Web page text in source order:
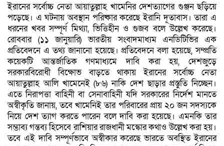
ইরানের সর্বোচ্চ নেতা আয়াতুল্লাহ খামেনির দেশত্যাগের গুঞ্জন ছড়িয়ে
পড়েছে। এ ঘটনায় অবস্থান পরিষ্কার করেছে ইরানি দূতাবাস। তারা এ
ধরনের খবর সম্পূর্ণ মিথ্যা, ভিত্তিহীন ও গুজব বলে উল্লেখ করেছে।
রোববার (১১ জানুয়ারি) ভারতীয় সংবাদমাধ্যম এনডিটিভির এক
প্রতিবেদনে এ তথ্য জানানো হয়েছে। প্রতিবেদনে বলা হয়েছে, সম্প্রতি
কয়েকটি আন্তর্জাতিক গণমাধ্যমে দাবি করা হয়, দেশজুড়ে
সরকারবিরোধী বিক্ষোভ বাড়তে থাকায় ইরানের সর্বোচ্চ নেতা
আয়াতুল্লাহ আলি খামেনেই (৮৬) নাকি দেশ ছাড়ার প্রস্তুতি নিচ্ছেন।
এতে নিরাপত্তা বাহিনী বা সেনাবাহিনী যদি সরকারের নির্দেশ মানতে
অস্বীকৃতি জানায়, তবে খামেনিই তার পরিবারের প্রায় ২০ জন সদস্যকে
নিয়ে দেশ ত্যাগ করতে পারেন বলে দাবি করা হয়েছে। এমনকি তার
সম্ভাব্য গন্তব্য হিসেবে রাশিয়ার রাজধানী মস্কোর কথাও উল্লেখ করা হয়।
তবে এই দাবি সম্পূর্ণভাবে অস্বীকার করেছে ভারতে অবস্থিত ইরানের